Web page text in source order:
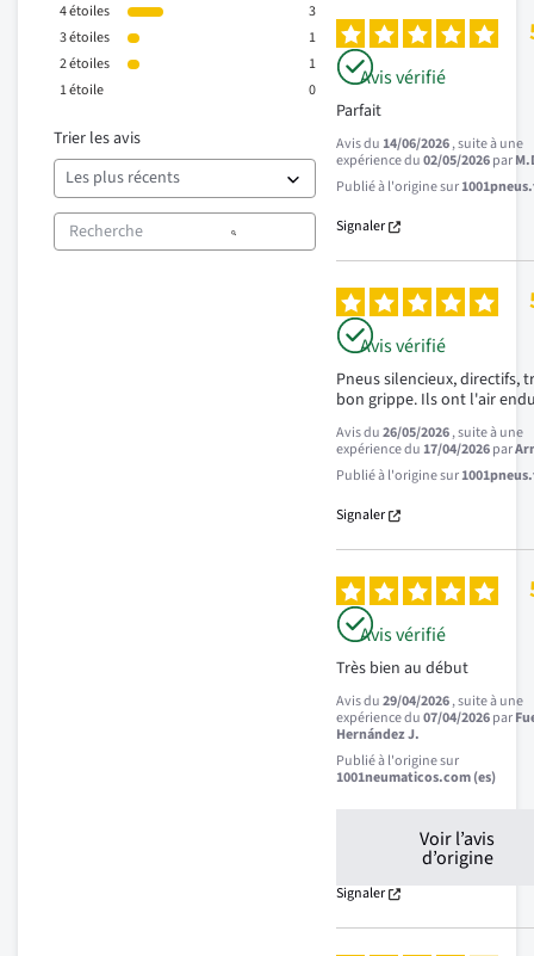
4étoiles
3
3étoiles
1
2étoiles
1
1étoile 0
Trier les avis
Avis vérifié
Parfait
Avis du14/06/2026, suite à une
expérience du02/05/2026par
Publié à l'origine sur
Signaler
Avis vérifié
Pneus silencieux, directifs,
bon grippe. Ils ont l'air
Avis du26/05/2026, suite à une
expérience du17/04/2026par
Publié à l'origine sur
Signaler
Avis vérifié
Très bien au début
Avis du29/04/2026, suite à une
expérience du07/04/2026par
Hernández J.
Publié à l'origine sur
1001neumaticos.com (es)
Voir l’avis
d’origine
Signaler